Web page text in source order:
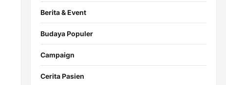
Berita & Event
Budaya Populer
Campaign
Cerita Pasien